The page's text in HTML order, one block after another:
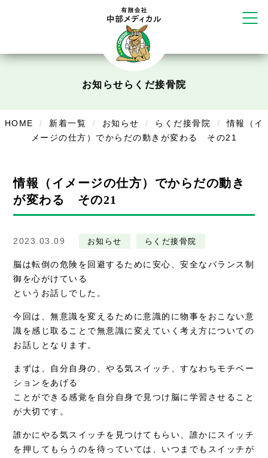
かえる堂鍼灸院 整骨院 うるま店
塚店
デイサービスあやめ
美容
症例別施術
お知らせ らくだ接骨院
HOME 新着一覧 お知らせ らくだ接骨院
情報（イ
メージの仕方）でからだの動きが変わる その21
情報（イメージの仕方）でからだの動き
が変わる その21
2023.03.09 お知らせ らくだ接骨院
脳は転倒の危険を回避するために安心、安全なバランス制
御を心がけている
というお話しでした。
今回は、無意識を変えるために意識的に物事をおこない意
識を感じ取ることで無意識に変えていく考え方についての
お話しとなります。
まずは、自分自身の、やる気スイッチ、すなわちモチベー
ションをあげる
ことができる感覚を自分自身で見つけ脳に学習させること
が大切です。
誰かにやる気スイッチを見つけてもらい、誰かにスイッチ
を押してもらうのを待っていては、いつまでもスイッチが